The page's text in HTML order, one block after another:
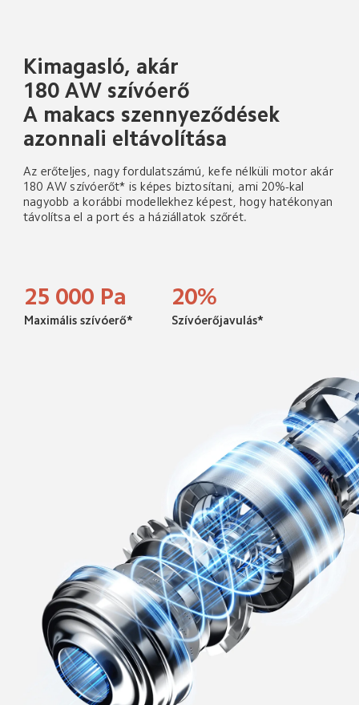
Kimagasló, akár
180 AW szívóerő
A makacs szennyeződések
azonnali eltávolítása
Az erőteljes, nagy fordulatszámú, kefe nélküli motor akár
180 AW szívóerőt* is képes biztosítani, ami 20%-kal
nagyobb a korábbi modellekhez képest, hogy hatékonyan
távolítsa el a port és a háziállatok szőrét.
25 000 Pa
Maximális szívóerő*
20%
Szívóerőjavulás*